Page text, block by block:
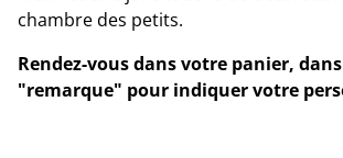
chambre des petits.
Rendez-vous dans votre panier,
"remarque" pour indiquer votre